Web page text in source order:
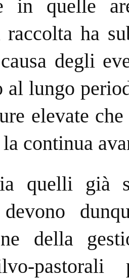
in quelle
ha
degli
al lungo
elevate
continua
quelli già
devono
della